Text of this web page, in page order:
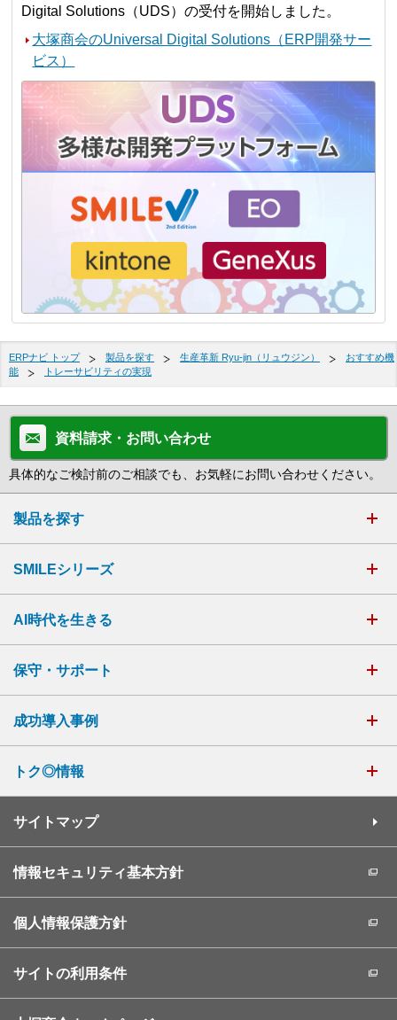
Digital Solutions（UDS）の受付を開始しました。
大塚商会のUniversal Digital Solutions（ERP開発サー
ビス）
ERPナビ トップ 製品を探す 生産革新 Ryu-jin（リュウジン）
おすすめ機
能
トレーサビリティの実現
資料請求・お問い合わせ
具体的なご検討前のご相談でも、お気軽にお問い合わせください。
製品を探す
SMILEシリーズ
AI時代を生きる
保守・サポート
成功導入事例
トク◎情報
サイトマップ
情報セキュリティ基本方針
個人情報保護方針
サイトの利用条件